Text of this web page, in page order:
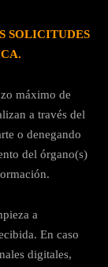
SOLICITUDES
máximo de
a través del
o denegando
del órgano(s)
a
En caso
digitales,